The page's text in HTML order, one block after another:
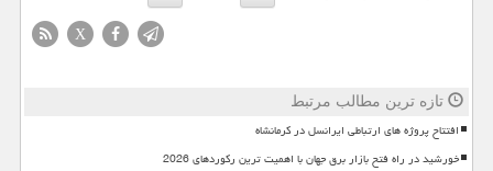
X
تازه ترین مطالب مرتبط
افتتاح پروژه های ارتباطی ایرانسل در کرمانشاه
خورشید در راه فتح بازار برق جهان با اهمیت ترین رکوردهای 2026